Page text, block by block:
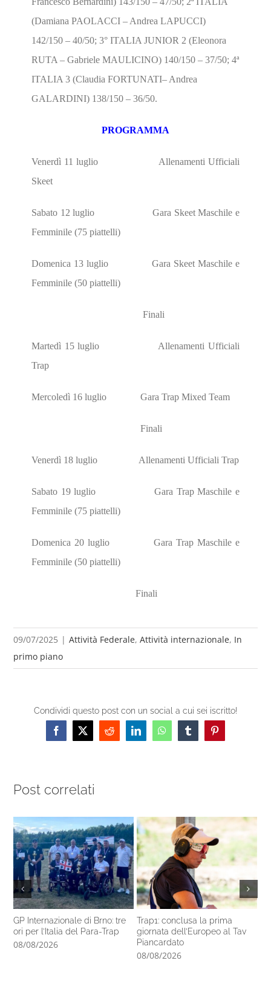
(Damiana PAOLACCI – Andrea LAPUCCI)
142/150 – 40/50; 3° ITALIA JUNIOR 2 (Eleonora
RUTA – Gabriele MAULICINO) 140/150 – 37/50; 4ª
ITALIA 3 (Claudia FORTUNATI– Andrea
GALARDINI) 138/150 – 36/50.
PROGRAMMA
Venerdì 11 luglio Allenamenti Ufficiali
Skeet
Sabato 12 luglio Gara Skeet Maschile e
Femminile (75 piattelli)
Domenica 13 luglio Gara Skeet Maschile e
Femminile (50 piattelli)
Finali
Martedì 15 luglio Allenamenti Ufficiali
Trap
Mercoledì 16 luglio Gara Trap Mixed Team
Finali
Venerdì 18 luglio Allenamenti Ufficiali Trap
Sabato 19 luglio Gara Trap Maschile e
Femminile (75 piattelli)
Domenica 20 luglio Gara Trap Maschile e
Femminile (50 piattelli)
Finali
09/07/2025 | Attività Federale,Attività internazionale, In
primo piano
Condividi questo post con un social a cui sei iscritto!
Facebook
X RedditLinkedInWhatsAppTumblrPinterest
Post correlati
GP Internazionale di Brno: tre
ori per l’Italia del Para-Trap
08/08/2026
Trap1: conclusa la prima
giornata dell’Europeo al Tav
Piancardato
08/08/2026